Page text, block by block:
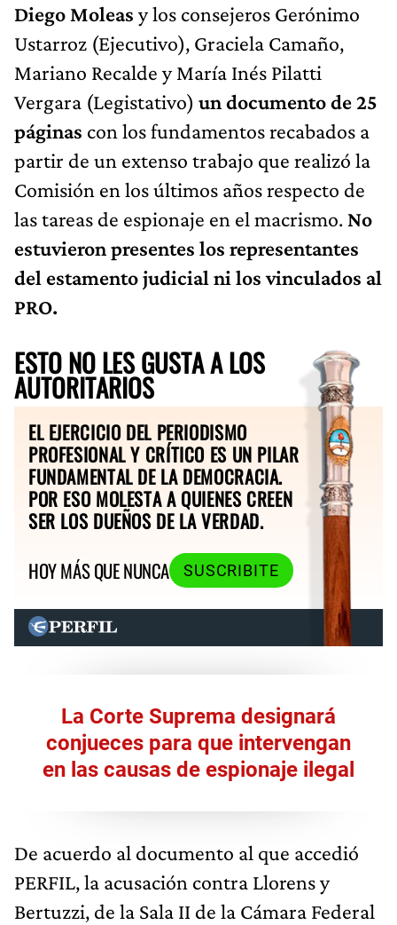
Diego Moleas y los consejeros Gerónimo
Ustarroz (Ejecutivo), Graciela Camaño,
Mariano Recalde y María Inés Pilatti
Vergara (Legistativo) un documento de 25
páginas con los fundamentos recabados a
partir de un extenso trabajo que realizó la
Comisión en los últimos años respecto de
las tareas de espionaje en el macrismo. No
estuvieron presentes los representantes
del estamento judicial ni los vinculados al
PRO.
ESTO NO LES GUSTA A LOS
AUTORITARIOS
EL EJERCICIO DEL PERIODISMO
PROFESIONAL Y CRÍTICO ES UN PILAR
FUNDAMENTAL DE LA DEMOCRACIA.
POR ESO MOLESTA A QUIENES CREEN
SER LOS DUEÑOS DE LA VERDAD.
HOY MÁS QUE NUNCA
SUSCRIBITE
La Corte Suprema designará
conjueces para que intervengan
en las causas de espionaje ilegal
De acuerdo al documento al que accedió
PERFIL, la acusación contra Llorens y
Bertuzzi, de la Sala II de la Cámara Federal